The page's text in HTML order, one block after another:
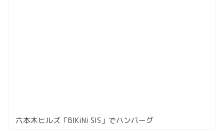
六本木ヒルズ「BIKiNi SIS」でハンバーグ